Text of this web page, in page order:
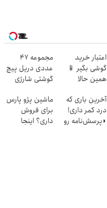
اعتبار خرید
گوشی بگیر 📱
همین حالا
بده 🎯
مجموعه 47
عددی دریل پیچ
گوشتی شارژی
محدود)
آخرین باری که
درد کمر داری!
◗پرسش‌نامه رو
ماشین پژو پارس
برای فروش
داری؟ اینجا